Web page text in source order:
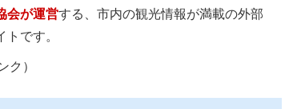
会が運営する、市内の観光情報が満載の外部
トです。
ク）